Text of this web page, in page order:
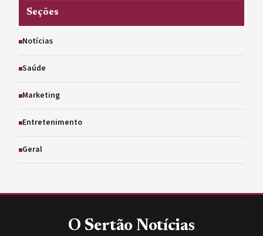
Seções
Notícias
Saúde
Marketing
Entretenimento
Geral
O Sertão Notícias